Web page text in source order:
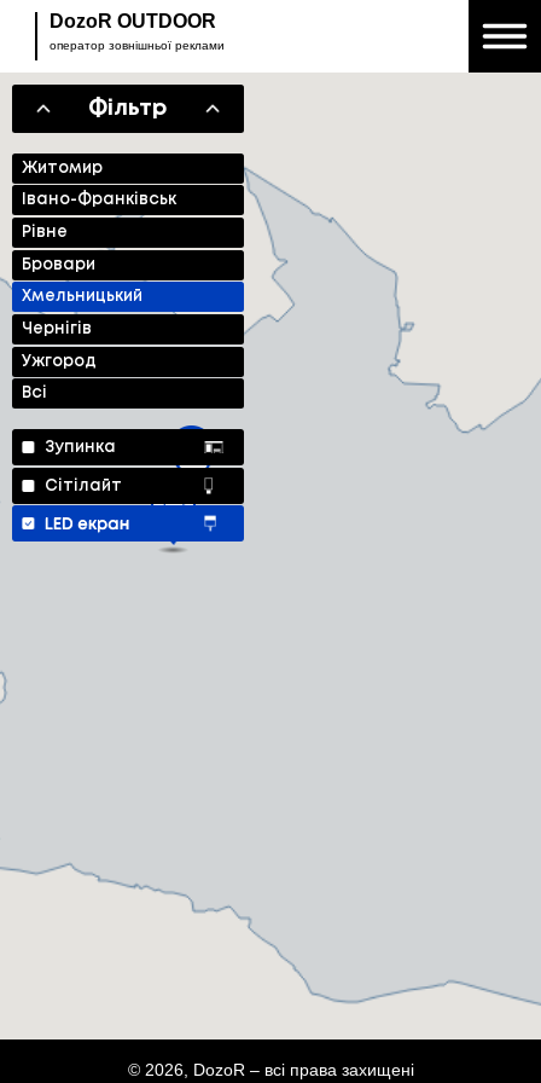
DozoR OUTDOOR
оператор зовнішньої реклами
Фільтр
Житомир
Івано-Франківськ
Рівне
Бровари
Хмельницький
Чернігів
Ужгород
Всі
Зупинка
Сітілайт
LED екран
© 2026, DozoR – всі права захищені